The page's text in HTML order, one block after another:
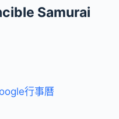
Samurai
行事曆